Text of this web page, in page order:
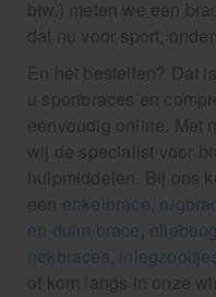
EHBO en BHV
Pedicure artikelen
Behandelstoel
Aanbiedingen
Cursussen
Krukken
btw.) meten we een
dat nu voor sport,
En het bestellen? Dat
u sportbraces en
eenvoudig online. Met
wij de specialist voor
hulpmiddelen. Bij ons
een enkelbrace,
en duim brace,
nekbraces,
of kom langs in onze